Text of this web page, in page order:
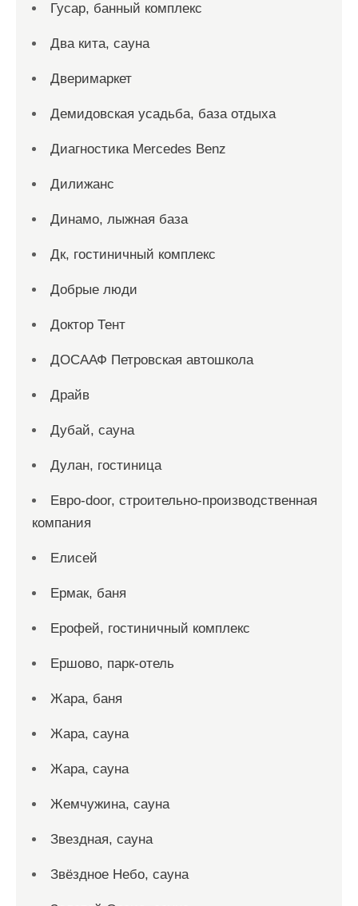
Гусар, банный комплекс
Два кита, сауна
Дверимаркет
Демидовская усадьба, база отдыха
Диагностика Mercedes Benz
Дилижанс
Динамо, лыжная база
Дк, гостиничный комплекс
Добрые люди
Доктор Тент
ДОСААФ Петровская автошкола
Драйв
Дубай, сауна
Дулан, гостиница
Евро-door, строительно-производственная
компания
Елисей
Ермак, баня
Ерофей, гостиничный комплекс
Ершово, парк-отель
Жара, баня
Жара, сауна
Жара, сауна
Жемчужина, сауна
Звездная, сауна
Звёздное Небо, сауна